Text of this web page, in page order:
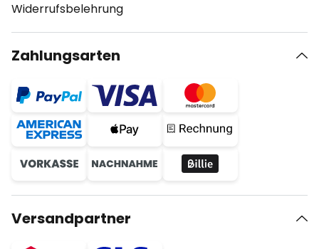
Widerrufsbelehrung
Zahlungsarten
Versandpartner